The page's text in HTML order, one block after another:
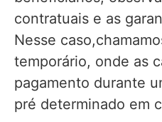
contratuais e as
Nesse
temporário, onde as
pagamento durante
pré determinado em